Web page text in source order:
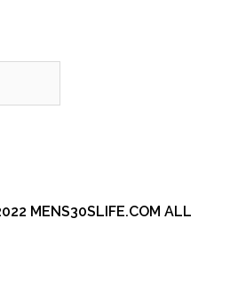
MENS30SLIFE.COM ALL